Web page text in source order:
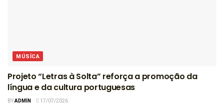
MÚSICA
Projeto “Letras à Solta” reforça a promoção da
língua e da cultura portuguesas
BYADMIN 17/07/2026